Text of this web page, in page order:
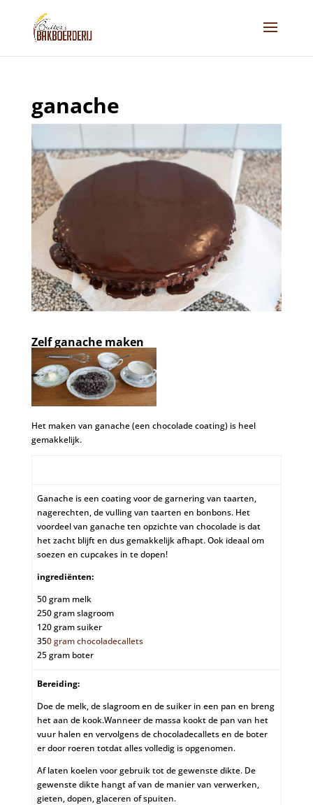
ganache
Zelf ganache maken
Het maken van ganache (een chocolade coating) is heel
gemakkelijk.
Ganache is een coating voor de garnering van taarten,
nagerechten, de vulling van taarten en bonbons. Het
voordeel van ganache ten opzichte van chocolade is dat
het zacht blijft en dus gemakkelijk afhapt. Ook ideaal om
soezen en cupcakes in te dopen!
ingrediënten:
50 gram melk
250 gram slagroom
120 gram suiker
350 gram chocoladecallets
25 gram boter
Bereiding:
Doe de melk, de slagroom en de suiker in een pan en breng
het aan de kook.Wanneer de massa kookt de pan van het
vuur halen en vervolgens de chocoladecallets en de boter
er door roeren totdat alles volledig is opgenomen.
Af laten koelen voor gebruik tot de gewenste dikte. De
gewenste dikte hangt af van de manier van verwerken,
gieten, dopen, glaceren of spuiten.